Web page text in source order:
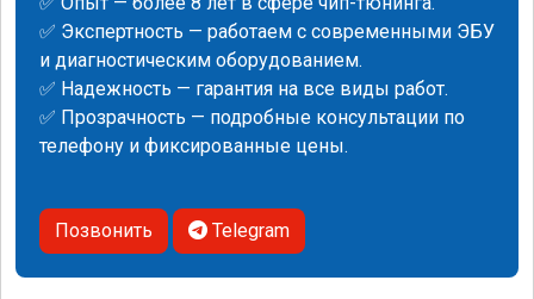
✅ Экспертность — работаем с современными ЭБУ
и диагностическим оборудованием.
✅ Надежность — гарантия на все виды работ.
✅ Прозрачность — подробные консультации по
телефону и фиксированные цены.
Позвонить Telegram